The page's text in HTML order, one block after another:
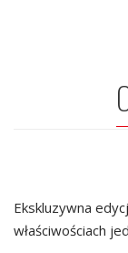
Ekskluzywna
właściwościach